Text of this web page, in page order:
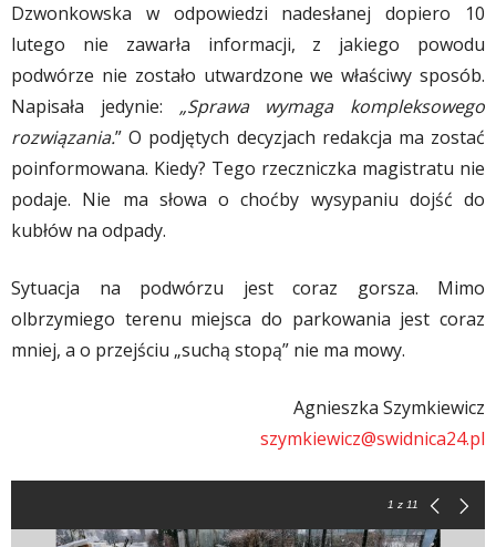
Dzwonkowska w odpowiedzi nadesłanej dopiero 10
lutego nie zawarła informacji, z jakiego powodu
podwórze nie zostało utwardzone we właściwy sposób.
Napisała jedynie: „Sprawa wymaga kompleksowego
rozwiązania.” O podjętych decyzjach redakcja ma zostać
poinformowana. Kiedy? Tego rzeczniczka magistratu nie
podaje. Nie ma słowa o choćby wysypaniu dojść do
kubłów na odpady.
Sytuacja na podwórzu jest coraz gorsza. Mimo
olbrzymiego terenu miejsca do parkowania jest coraz
mniej, a o przejściu „suchą stopą” nie ma mowy.
Agnieszka Szymkiewicz
szymkiewicz@swidnica24.pl
1 z 11